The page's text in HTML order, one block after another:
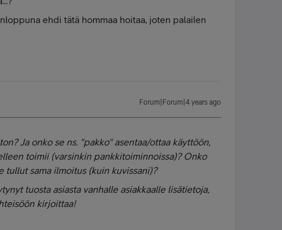
ehdi tätä hommaa hoitaa, joten palailen
Forum|Forum|4 years ago
Ja onko se ns. "pakko" asentaa/ottaa käyttöön,
toimii (varsinkin pankkitoiminnoissa)? Onko
sama ilmoitus (kuin kuvissani)?
tuosta asiasta vanhalle asiakkaalle lisätietoja,
kirjoittaa!